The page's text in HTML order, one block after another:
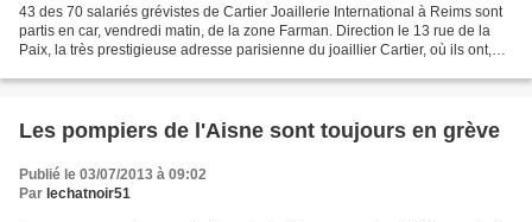
43 des 70 salariés grévistes de Cartier Joaillerie International à Reims sont
partis en car, vendredi matin, de la zone Farman. Direction le 13 rue de la
Paix, la très prestigieuse adresse parisienne du joaillier Cartier, où ils ont,
Les pompiers de l'Aisne sont toujours en grève
Publié le 03/07/2013 à 09:02
Par lechatnoir51